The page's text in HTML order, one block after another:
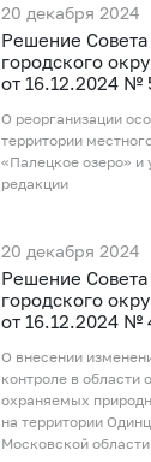
20 декабря 2024
Рeшение Совета
городского
от 16.12.2024 №
О реорганизации
территории
«Палецкое озеро» и
редакции
20 декабря 2024
Рeшение Совета
городского
от 16.12.2024 №
О внесении
контроле в области
охраняемых
на территории
Московской области